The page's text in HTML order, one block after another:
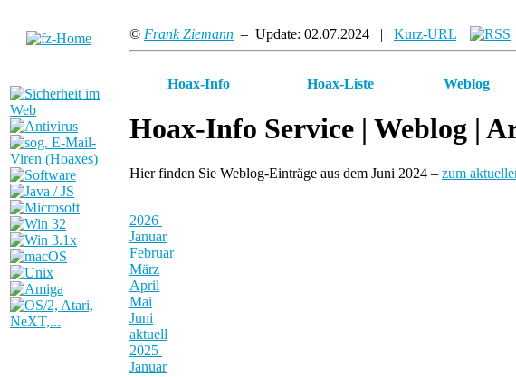
© Frank Ziemann – Update: 02.07.2024 | Kurz-URL
Hoax-Info Hoax-Liste Weblog
Hoax-Info Service | Weblog |
Hier finden Sie Weblog-Einträge aus dem Juni 2024 – zum
2026
Januar
Februar
März
April
Mai
Juni
aktuell
2025
Januar